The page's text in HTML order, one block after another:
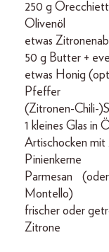
250 g
Olivenöl
etwas
50 g Butter +
etwas Honig
Pfeffer
(Zitronen-Chili-
1 kleines Glas in
Artischocken
Pinienkerne
Parmesan
Montello)
frischer oder
Zitrone